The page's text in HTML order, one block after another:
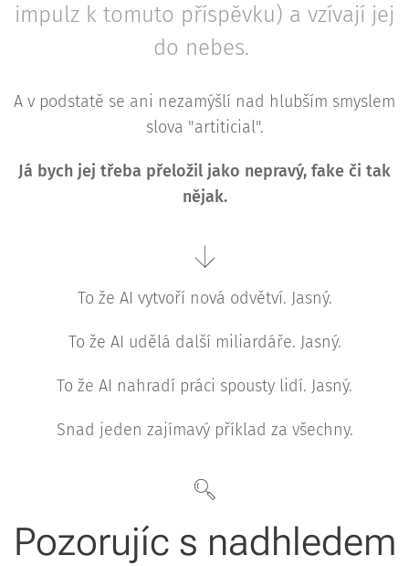
impulz k tomuto příspěvku) a vzívají jej
do nebes.
A v podstatě se ani nezamýšlí nad hlubším smyslem
slova "artiticial".
Já bych jej třeba přeložil jako nepravý, fake či tak
nějak.
To že AI vytvoří nová odvětví. Jasný.
To že AI udělá další miliardáře. Jasný.
To že AI nahradí práci spousty lidí. Jasný.
Snad jeden zajímavý příklad za všechny.
Pozorujíc s nadhledem